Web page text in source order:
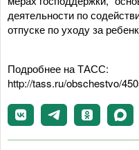
деятельности по
отпуске по уходу за
Подробнее на ТАСС:
http://tass.ru/obschestvo/